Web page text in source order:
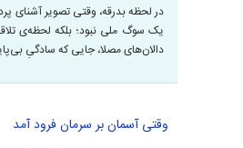
در لحظه بدرقه، وقتی تصویر آشنای
یک سوگ ملی نبود؛ بلکه لحظه‌ی
دالان‌های مصلا، جایی که سادگیِ
وقتی آسمان بر سرمان فرود آمد